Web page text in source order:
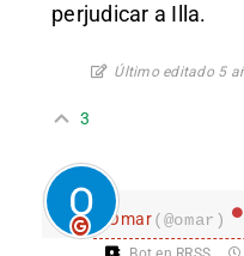
perjudicar a Illa.
Último editado 5
3
Omar(@omar)